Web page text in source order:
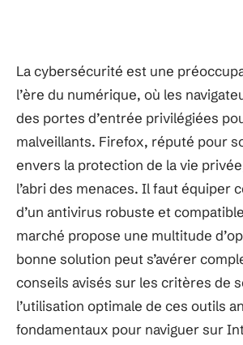
La cybersécurité est une
l’ère du numérique, où les
des portes d’entrée privilégiées
malveillants. Firefox, réputé pour
envers la protection de la vie
l’abri des menaces. Il faut équiper
d’un antivirus robuste et
marché propose une multitude
bonne solution peut s’avérer
conseils avisés sur les critères de
l’utilisation optimale de ces outils
fondamentaux pour naviguer sur